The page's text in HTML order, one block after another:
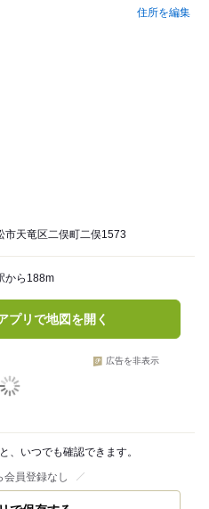
住所を編集
市天竜区二俣町二俣1573
から188m
プリで地図を開く
広告を非表示
、いつでも確認できます。
会員登録なし